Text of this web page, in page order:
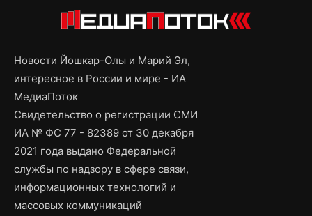
Новости Йошкар-Олы и Марий Эл,
интересное в России и мире - ИА
МедиаПоток
Свидетельство о регистрации СМИ
ИА № ФС 77 - 82389 от 30 декабря
2021 года выдано Федеральной
службы по надзору в сфере связи,
информационных технологий и
массовых коммуникаций